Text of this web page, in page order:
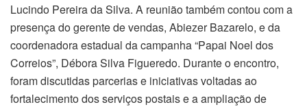
Lucindo Pereira da Silva. A reunião também contou com a
presença do gerente de vendas, Abiezer Bazarelo, e da
coordenadora estadual da campanha “Papai Noel dos
Correios”, Débora Silva Figueredo. Durante o encontro,
foram discutidas parcerias e iniciativas voltadas ao
fortalecimento dos serviços postais e a ampliação de